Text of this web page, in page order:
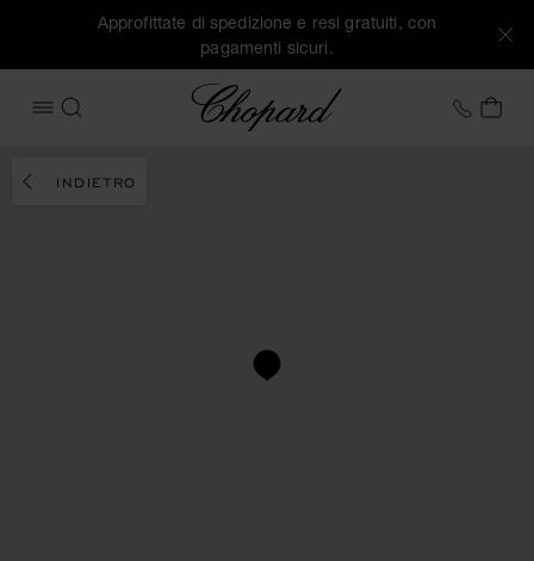
Approfittate di spedizione e resi gratuiti, con
pagamenti sicuri.
APRIRE IL MENU
CERCA
Chopard +39
IL
INDIETRO